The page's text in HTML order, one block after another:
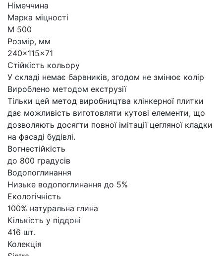
Німеччина
Марка міцності
М 500
Розмір, мм
240x115x71
Стійкість кольору
У складі немає барвників, згодом не змінює колір
Вироблено методом екструзії
Тільки цей метод виробництва клінкерної плитки
дає можливість виготовляти кутові елементи, що
дозволяють досягти повної імітації цегляної кладки
на фасаді будівлі.
Вогнестійкість
до 800 градусів
Водопоглинання
Низьке водопоглинання до 5%
Екологічність
100% натуральна глина
Кількість у піддоні
416 шт.
Колекція